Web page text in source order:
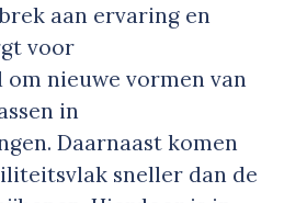
aan ervaring en
voor
nieuwe vormen van
in
Daarnaast komen
sneller dan de